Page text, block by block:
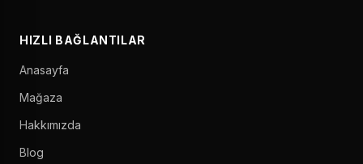
HIZLI BAĞLANTILAR
Anasayfa
Mağaza
Hakkımızda
Blog